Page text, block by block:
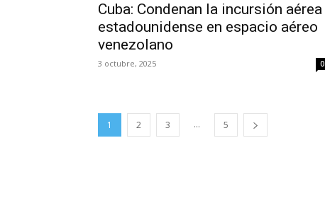
Cuba: Condenan la incursión aérea
estadounidense en espacio aéreo
venezolano
3 octubre, 2025 0
1 2 3 ... 5